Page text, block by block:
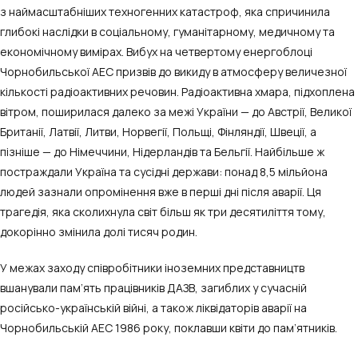
з наймасштабніших техногенних катастроф, яка спричинила
глибокі наслідки в соціальному, гуманітарному, медичному та
економічному вимірах. Вибух на четвертому енергоблоці
Чорнобильської АЕС призвів до викиду в атмосферу величезної
кількості радіоактивних речовин. Радіоактивна хмара, підхоплена
вітром, поширилася далеко за межі України — до Австрії, Великої
Британії, Латвії, Литви, Норвегії, Польщі, Фінляндії, Швеції, а
пізніше — до Німеччини, Нідерландів та Бельгії. Найбільше ж
постраждали Україна та сусідні держави: понад 8,5 мільйона
людей зазнали опромінення вже в перші дні після аварії. Ця
трагедія, яка сколихнула світ більш як три десятиліття тому,
докорінно змінила долі тисяч родин.
У межах заходу співробітники іноземних представництв
вшанували пам’ять працівників ДАЗВ, загиблих у сучасній
російсько-українській війні, а також ліквідаторів аварії на
Чорнобильській АЕС 1986 року, поклавши квіти до пам’ятників.